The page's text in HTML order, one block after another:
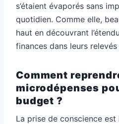
s’étaient évaporés sans
quotidien. Comme elle,
haut en découvrant
finances dans leurs
Comment
microdépenses
budget ?
La prise de conscience